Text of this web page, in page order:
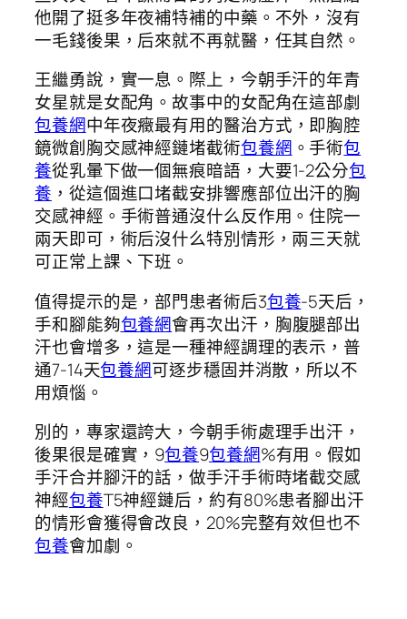
他開了挺多年夜補特補的中藥。不外，沒有
一毛錢後果，后來就不再就醫，任其自然。
王繼勇說，實一息。際上，今朝手汗的年青
女星就是女配角。故事中的女配角在這部劇
包養網中年夜癥最有用的醫治方式，即胸腔
鏡微創胸交感神經鏈堵截術包養網 。手術包
養從乳暈下做一個無痕暗語，大要1-2公分包
養 ，從這個進口堵截安排響應部位出汗的胸
交感神經。手術普通沒什么反作用。住院一
兩天即可，術后沒什么特別情形，兩三天就
可正常上課、下班。
值得提示的是，部門患者術后3包養-5天后，
手和腳能夠包養網會再次出汗，胸腹腿部出
汗也會增多，這是一種神經調理的表示，普
通7-14天包養網可逐步穩固并消散，所以不
用煩惱。
別的，專家還誇大，今朝手術處理手出汗，
後果很是確實，9包養9包養網%有用。假如
手汗合并腳汗的話，做手汗手術時堵截交感
神經包養T5神經鏈后，約有80%患者腳出汗
的情形會獲得會改良，20%完整有效但也不
包養會加劇。